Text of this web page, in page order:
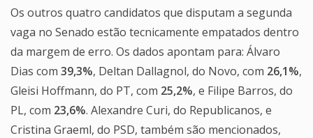
Os outros quatro candidatos que disputam a segunda
vaga no Senado estão tecnicamente empatados dentro
da margem de erro. Os dados apontam para: Álvaro
Dias com 39,3%, Deltan Dallagnol, do Novo, com 26,1%,
Gleisi Hoffmann, do PT, com 25,2%, e Filipe Barros, do
PL, com 23,6%. Alexandre Curi, do Republicanos, e
Cristina Graeml, do PSD, também são mencionados,